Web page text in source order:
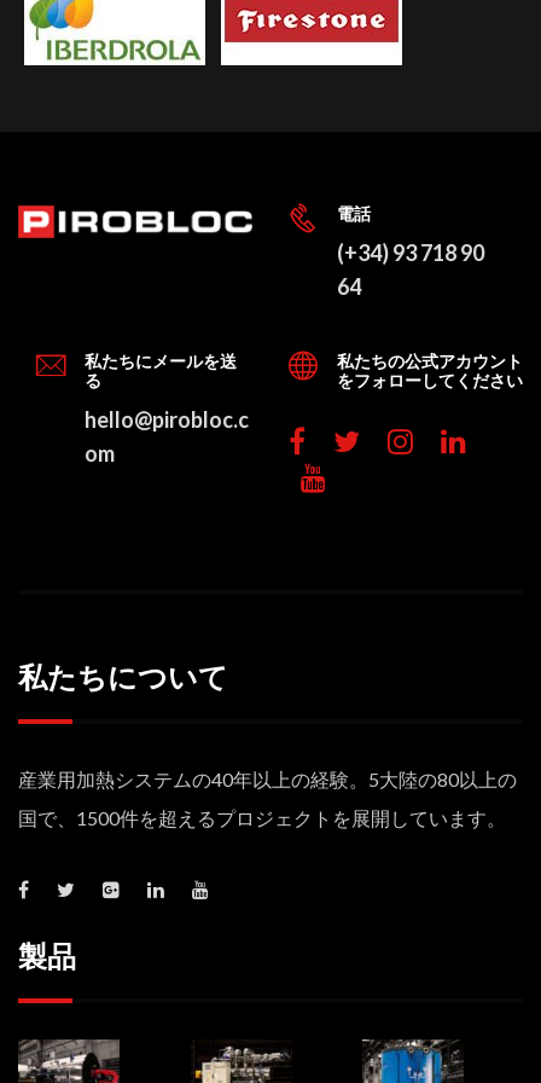
電話
(+34) 93 718 90
64
私たちにメールを送
る
hello@pirobloc.c
om
私たちの公式アカウント
をフォローしてください
私たちについて
産業用加熱システムの40年以上の経験。5大陸の80以上の
国で、1500件を超えるプロジェクトを展開しています。
製品